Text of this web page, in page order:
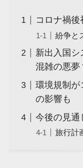
コロナ禍
紛争と
新出入国シ
混雑の悪夢
環境規制が
の影響も
今後の見通
旅行計